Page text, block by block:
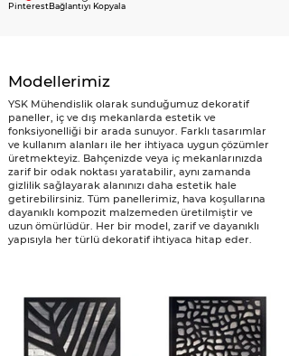
PinterestBağlantıyı Kopyala
Modellerimiz
YSK Mühendislik olarak sunduğumuz dekoratif
paneller, iç ve dış mekanlarda estetik ve
fonksiyonelliği bir arada sunuyor. Farklı tasarımlar
ve kullanım alanları ile her ihtiyaca uygun çözümler
üretmekteyiz. Bahçenizde veya iç mekanlarınızda
zarif bir odak noktası yaratabilir, aynı zamanda
gizlilik sağlayarak alanınızı daha estetik hale
getirebilirsiniz. Tüm panellerimiz, hava koşullarına
dayanıklı kompozit malzemeden üretilmiştir ve
uzun ömürlüdür. Her bir model, zarif ve dayanıklı
yapısıyla her türlü dekoratif ihtiyaca hitap eder.